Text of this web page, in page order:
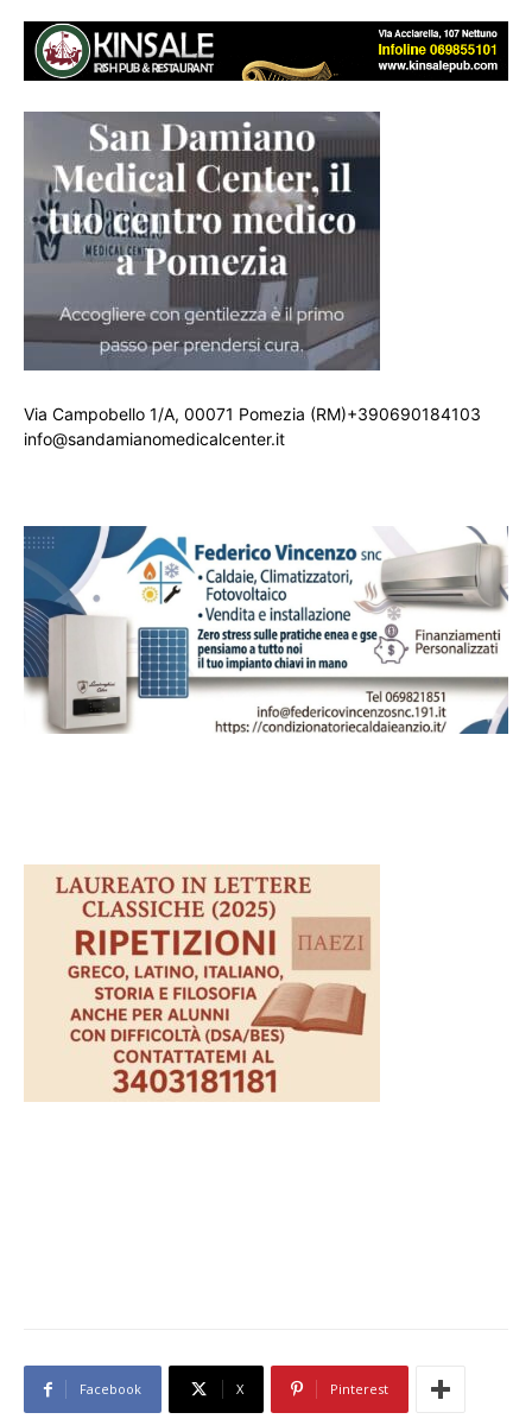
Via Campobello 1/A, 00071 Pomezia (RM)+390690184103
info@sandamianomedicalcenter.it
Facebook X Pinterest